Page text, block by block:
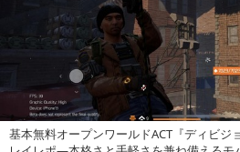
基本無料オープンワールドACT『ディビジ